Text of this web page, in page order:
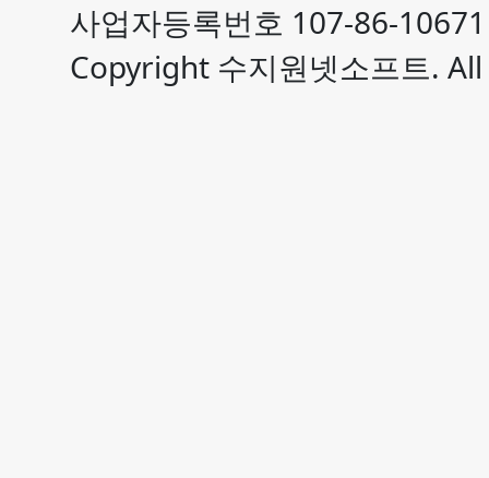
사업자등록번호 107-86-
Copyright 수지원넷소프트.